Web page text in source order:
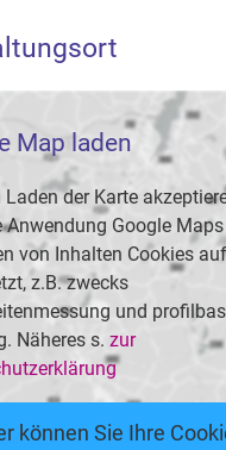
Map laden
der Karte
Anwendung Google
von Inhalten Cookies
z.B. zwecks
und
Näheres s. zur
können Sie Ihre